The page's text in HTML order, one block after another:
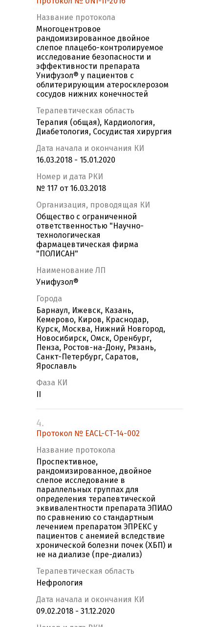
Название протокола
Многоцентровое
рандомизированное двойное
слепое плацебо-контролируемое
исследование безопасности и
эффективности препарата
Унифузол® у пациентов с
облитерирующим атеросклерозом
сосудов нижних конечностей
Терапевтическая область
Терапия (общая), Кардиология,
Диабетология, Сосудистая хирургия
Дата начала и окончания КИ
16.03.2018 - 15.01.2020
Номер и дата РКИ
№ 117 от 16.03.2018
Организация, проводящая КИ
Общество с ограниченной
ответственностью "Научно-
технологическая
фармацевтическая фирма
"ПОЛИСАН"
Наименование ЛП
Унифузол®
Города
Барнаул, Ижевск, Казань,
Кемерово, Киров, Краснодар,
Курск, Москва, Нижний Новгород,
Новосибирск, Омск, Оренбург,
Пенза, Ростов-на-Дону, Рязань,
Санкт-Петербург, Саратов,
Ярославль
Фаза КИ
4.
Протокол № EACL-CT-14-002
Название протокола
Проспективное,
рандомизированное, двойное
слепое исследование в
параллельных группах для
определения терапевтической
эквивалентности препарата ЭПИАО
по сравнению со стандартным
лечением препаратом ЭПРЕКС у
пациентов с анемией вследствие
хронической болезни почек (ХБП) и
не на диализе (пре-диализ)
Терапевтическая область
Нефрология
Дата начала и окончания КИ
09.02.2018 - 31.12.2020